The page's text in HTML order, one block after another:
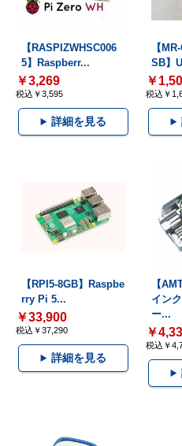
【RASPIZWHSC006
5】Raspberr...
￥3,269
税込￥3,595
詳細を見る
【
SB】
￥
税込￥
【RPI5-8GB】Raspbe
rry Pi 5...
￥33,900
税込￥37,290
詳細を見る
【
イン
ー...
￥
税込￥